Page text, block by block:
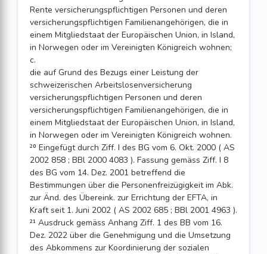
Rente versicherungspflichtigen Personen und deren
versicherungspflichtigen Familienangehörigen, die in
einem Mitgliedstaat der Europäischen Union, in Island,
in Norwegen oder im Vereinigten Königreich wohnen;
c.
die auf Grund des Bezugs einer Leistung der
schweizerischen Arbeitslosenversicherung
versicherungspflichtigen Personen und deren
versicherungspflichtigen Familienangehörigen, die in
einem Mitgliedstaat der Europäischen Union, in Island,
in Norwegen oder im Vereinigten Königreich wohnen.
²⁰ Eingefügt durch Ziff. I des BG vom 6. Okt. 2000 ( AS
2002 858 ; BBl 2000 4083 ). Fassung gemäss Ziff. I 8
des BG vom 14. Dez. 2001 betreffend die
Bestimmungen über die Personenfreizügigkeit im Abk.
zur Änd. des Übereink. zur Errichtung der EFTA, in
Kraft seit 1. Juni 2002 ( AS 2002 685 ; BBl 2001 4963 ).
²¹ Ausdruck gemäss Anhang Ziff. 1 des BB vom 16.
Dez. 2022 über die Genehmigung und die Umsetzung
des Abkommens zur Koordinierung der sozialen